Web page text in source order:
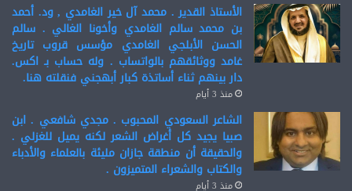
الأستاذ القدير . محمد آل خير الغامدي , ود. أحمد
بن محمد سالم الغامدي وأخونا الغالي . سالم
الحسن الأبلجي الغامدي مؤسس قروب تاريخ
غامد ووثائقهم بالواتساب . وله حساب بـ اكس.
دار بينهم ثناء أساتذة كبار أبهجني فنقلته هنا.
منذ 3 أيام
الشاعر السعودي المحبوب . مجدي شافعي . ابن
صبيا يجيد كل أغراض الشعر لكنه يميل للغزلي .
والحقيقة أن منطقة جازان مليئة بالعلماء والأدباء
والكتاب والشعراء المتميزون .
منذ 3 أيام